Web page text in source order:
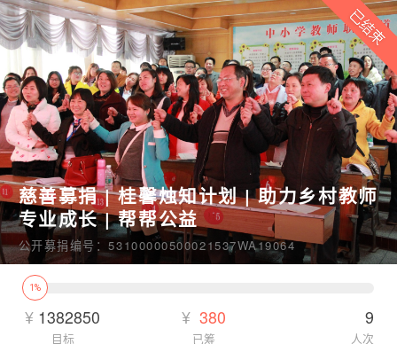
慈善募捐 | 桂馨烛知计划 | 助力乡村教师
专业成长 | 帮帮公益
公开募捐编号：53100000500021537WA19064
1%
¥ 1382850
目标
¥ 380
已筹
9
人次